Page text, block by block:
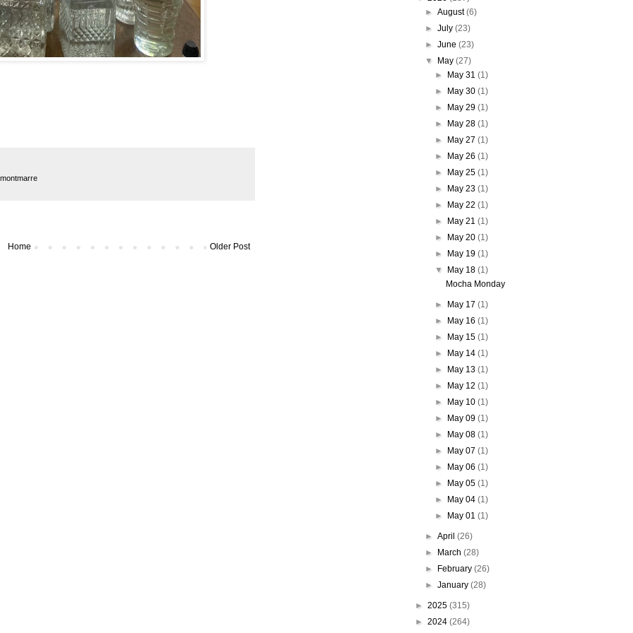
montmarre
Older Post
Home
► August(6)
► July (23)
► June (23)
▼
May (27)
►
May 31(1)
►
May 30(1)
►
May 29(1)
►
May 28(1)
►
May 27(1)
►
May 26(1)
►
May 25(1)
►
May 23(1)
►
May 22(1)
►
May 21(1)
►
May 20(1)
►
May 19(1)
▼
May 18(1)
Mocha Monday
► May 17(1)
►
May 16(1)
►
May 15(1)
►
May 14(1)
►
May 13(1)
►
May 12(1)
►
May 10(1)
►
May 09(1)
►
May 08(1)
►
May 07(1)
►
May 06(1)
►
May 05(1)
►
May 04(1)
►
May 01(1)
► April (26)
►
March (28)
►
February (26)
► January (28)
► 2025 (315)
► 2024 (264)